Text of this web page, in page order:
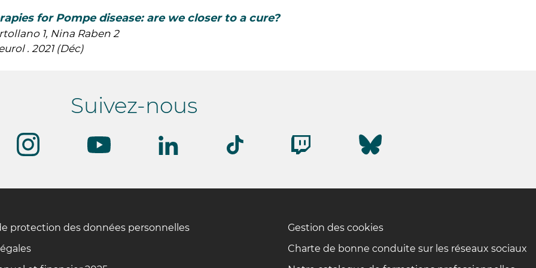
for Pompe disease: are we closer to a cure?
1, Nina Raben 2
. 2021 (Déc)
Suivez-nous
protection des données personnelles
Gestion des cookies
Charte de bonne conduite sur les réseaux sociaux